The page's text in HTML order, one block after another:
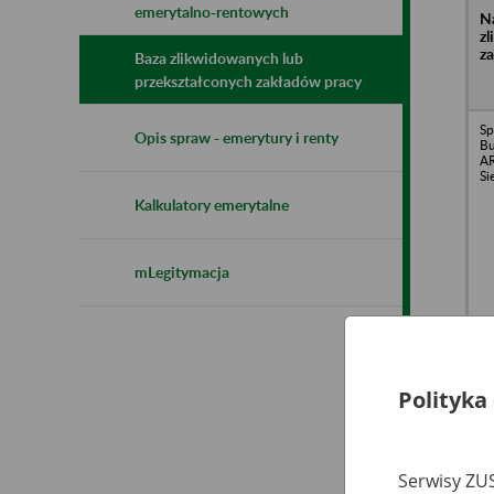
emerytalno-rentowych
Baza zlikwidowanych lub
przekształconych zakładów pracy
Opis spraw - emerytury i renty
Kalkulatory emerytalne
mLegitymacja
Polityka
Serwisy